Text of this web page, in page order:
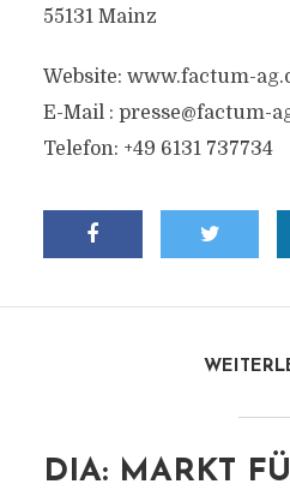
55131 Mainz
Website: www.factum-
E-Mail : presse@factum-
Telefon: +49 6131 737734
DIA: MARKT